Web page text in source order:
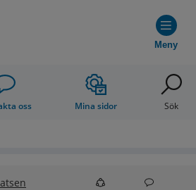
Meny
oss Mina sidor Sök